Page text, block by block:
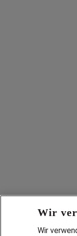
Wir
Wir